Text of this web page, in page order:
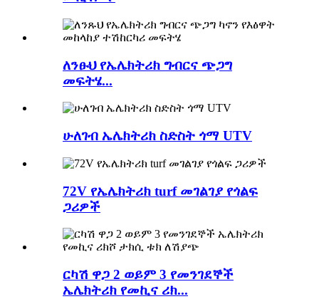
ለንፁህ የኤሌክትሪክ ግብርና ጭጋግ
መፍትሄ...
ሁለገብ ኤሌክትሪክ ስድስት ጎማ UTV
72V የኤሌክትሪክ turf መገልገያ የጎልፍ
ጋሪዎች
ርካሽ ዋጋ 2 ወይም 3 የመንገደኞች
ኤሌክትሪክ የመኪና ሪክ...